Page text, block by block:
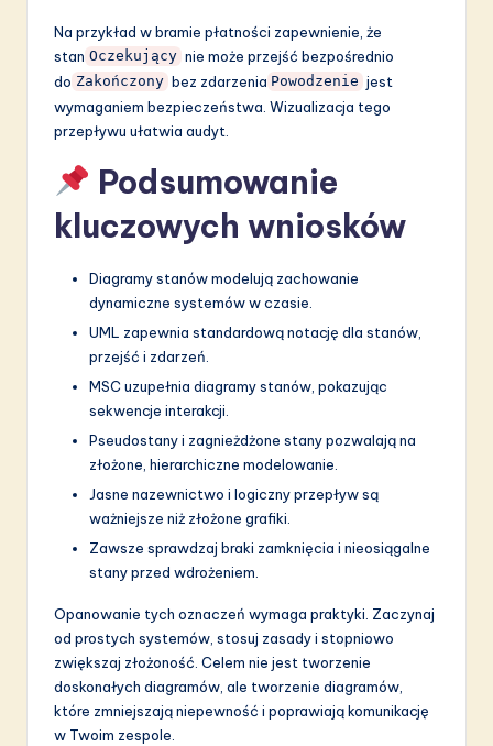
Na przykład w bramie płatności zapewnienie, że
stan Oczekujący nie może przejść bezpośrednio
do Zakończony bez zdarzenia Powodzenie jest
wymaganiem bezpieczeństwa. Wizualizacja tego
przepływu ułatwia audyt.
Podsumowanie
kluczowych wniosków
Diagramy stanów modelują zachowanie
dynamiczne systemów w czasie.
UML zapewnia standardową notację dla stanów,
przejść i zdarzeń.
MSC uzupełnia diagramy stanów, pokazując
sekwencje interakcji.
Pseudostany i zagnieżdżone stany pozwalają na
złożone, hierarchiczne modelowanie.
Jasne nazewnictwo i logiczny przepływ są
ważniejsze niż złożone grafiki.
Zawsze sprawdzaj braki zamknięcia i nieosiągalne
stany przed wdrożeniem.
Opanowanie tych oznaczeń wymaga praktyki. Zaczynaj
od prostych systemów, stosuj zasady i stopniowo
zwiększaj złożoność. Celem nie jest tworzenie
doskonałych diagramów, ale tworzenie diagramów,
które zmniejszają niepewność i poprawiają komunikację
w Twoim zespole.